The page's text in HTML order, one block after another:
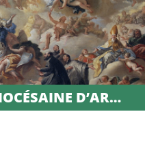
OK
COMMISSION DIOCÉSAINE D’ART SACRÉ DE PARIS